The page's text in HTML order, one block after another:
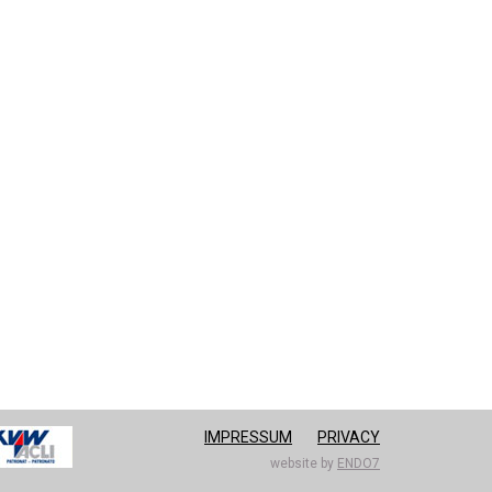
IMPRESSUM PRIVACY
website by ENDO7